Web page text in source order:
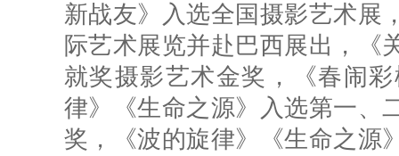
新战友》入选全国摄影艺术展
际艺术展览并赴巴西展出，《
就奖摄影艺术金奖，《春闹
律》《生命之源》入选第一、
奖，《波的旋律》《生命之源